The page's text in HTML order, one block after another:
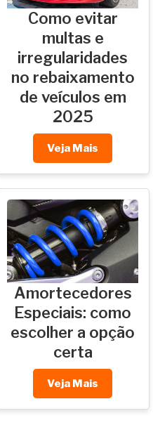
Como evitar
multas e
irregularidades
no rebaixamento
de veículos em
2025
Veja Mais
Amortecedores
Especiais: como
escolher a opção
certa
Veja Mais